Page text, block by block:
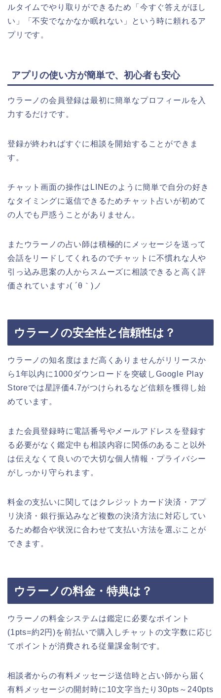
ルタイムでやり取りができるため「今すぐ答えがほし
い」「不安でなかなか眠れない」という時に頼れるア
プリです。
アプリの使い方が簡単で、初心者も安心
ウラーノの会員登録は最初に簡単なプロフィールを入
力するだけです。
登録が終わればすぐに相談を開始することができま
す。
チャット画面の操作はLINEのように簡単で自分の好き
なタイミングに返信できるためチャット占いが初めて
の人でも戸惑うことがありません。
また ウラーノの占い師は積極的にメッセージを送って
会話をリードしてくれるのでチャットに不慣れな人や
引っ込み思案の人からスムーズに相談できると高く評
価されています♪( ´θ｀)ノ
ウラーノの安全性と信頼性は？
ウラーノの知名度はまだ高くありませんがリリースか
ら1年以内に1000ダウンロードを突破しGoogle Play
Storeでは星評価4.7がつけられるなど信頼を獲得し始
めています。
また会員登録時に電話番号やメールアドレスを登録す
る必要がなく 鑑定中も相談内容に関係のあること以外
は伝えなくて良いので大切な個人情報・プライバシー
がしっかり守られます。
料金の支払いに関してはクレジットカード決済・アプ
リ決済・銀行振込みなど複数の決済方法に対応してい
るため都合や状況に合わせて支払い方法を選ぶことが
できます。
ウラーノの料金・特典は？
ウラーノの料金システムは鑑定に必要なポイント
(1pts=約2円)を前払いで購入しチャットの文字数に応じ
てポイントが消費される従量課金制 です。
相談者からの有料メッセージ送信時と占い師から届く
有料メッセージの開封時に10文字当たり30pts～240pts